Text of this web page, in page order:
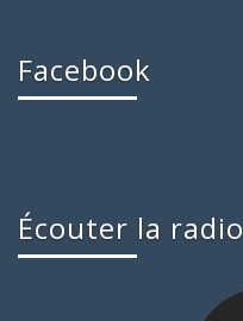
Facebook
Écouter la radio